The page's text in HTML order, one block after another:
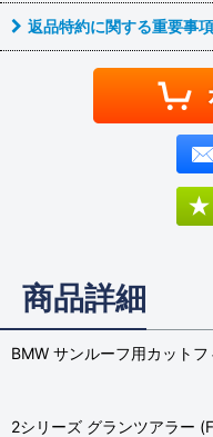
返品特約に関する重要事項
商品詳細
BMW サンルーフ用カット
2シリーズ グランツアラー